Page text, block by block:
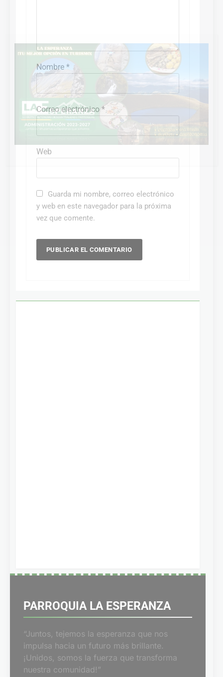
Nombre *
Correo electrónico *
Web
Guarda mi nombre, correo electrónico
y web en este navegador para la próxima
vez que comente.
PARROQUIA LA ESPERANZA
“Juntos, tejemos la esperanza que nos
impulsa hacia un futuro más brillante.
¡Unidos, somos la fuerza que transforma
nuestra comunidad!”